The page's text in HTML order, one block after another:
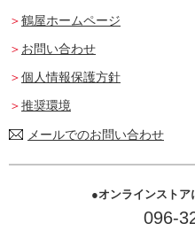
鶴屋ホームページ
お問い合わせ
個人情報保護方針
推奨環境
メールでのお問い合わせ
オンラインストア
096-